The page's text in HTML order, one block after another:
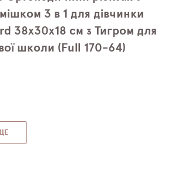
3 в 1 для дівчинки
38х30х18 см з Тигром для
школи (Full 170-64)